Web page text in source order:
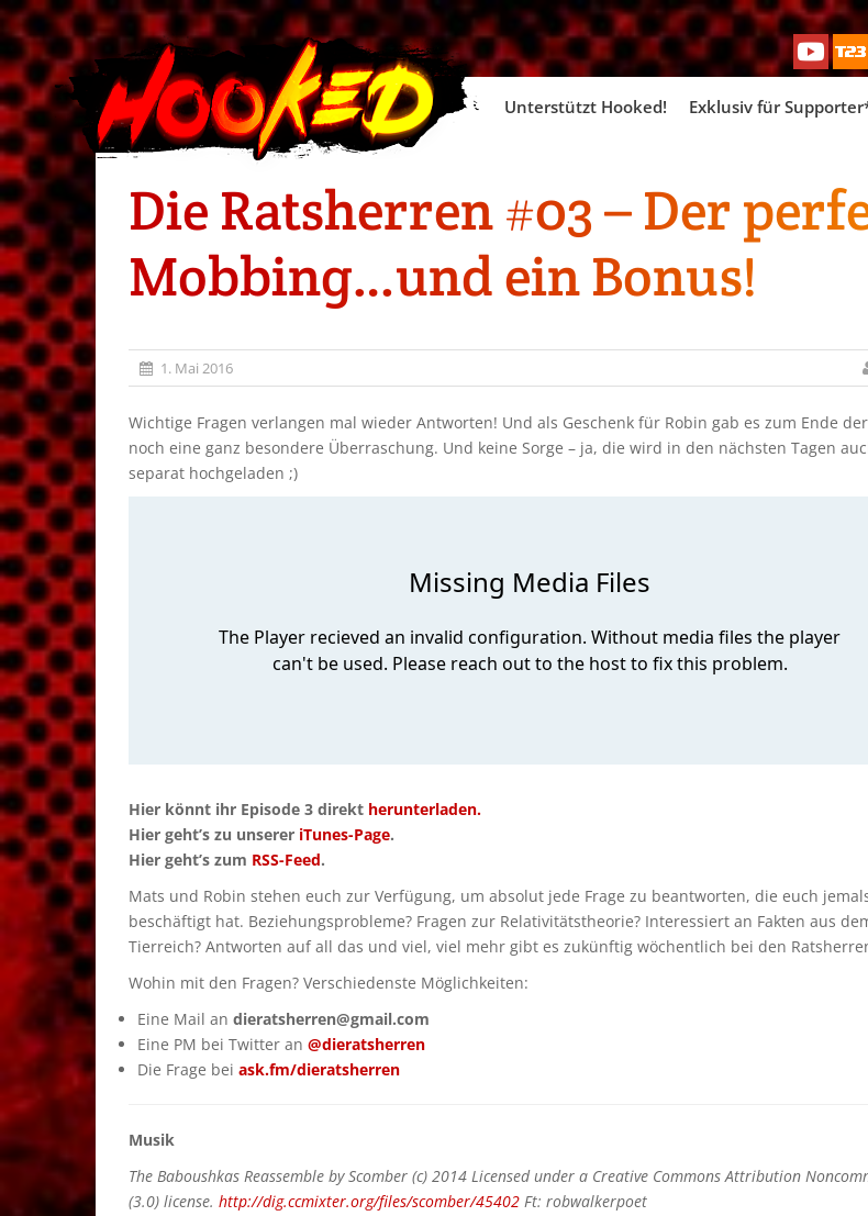
Skip
Unterstützt Hooked! Exklusiv für
Die Ratsherren #03 – Der
Mobbing…und ein Bonus!
1. Mai 2016
Wichtige Fragen verlangen mal wieder Antworten! Und als Geschenk für Robin gab es zum Ende
noch eine ganz besondere Überraschung. Und keine Sorge – ja, die wird in den nächsten Tagen
separat hochgeladen ;)
Hier könnt ihr Episode 3 direkt herunterladen.
Hier geht’s zu unserer iTunes-Page.
Hier geht’s zum RSS-Feed.
Mats und Robin stehen euch zur Verfügung, um absolut jede Frage zu beantworten, die euch
beschäftigt hat. Beziehungsprobleme? Fragen zur Relativitätstheorie? Interessiert an Fakten aus
Tierreich? Antworten auf all das und viel, viel mehr gibt es zukünftig wöchentlich bei den
Wohin mit den Fragen? Verschiedenste Möglichkeiten:
Eine Mail andieratsherren@gmail.com
Eine PM bei Twitter an@dieratsherren
Die Frage beiask.fm/dieratsherren
Musik
The Baboushkas Reassemble by Scomber (c) 2014 Licensed under a Creative Commons Attribution
(3.0) license. http://dig.ccmixter.org/files/scomber/45402 Ft: robwalkerpoet